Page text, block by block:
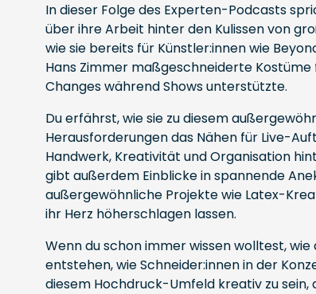
In dieser Folge des Experten-Podcasts
über ihre Arbeit hinter den Kulissen von
wie sie bereits für Künstler:innen wie
Hans Zimmer maßgeschneiderte
Changes während Shows unterstützte.
Du erfährst, wie sie zu diesem
Herausforderungen das Nähen für Live-
Handwerk, Kreativität und Organisation
gibt außerdem Einblicke in spannende
außergewöhnliche Projekte wie Latex-
ihr Herz höherschlagen lassen.
Wenn du schon immer wissen wolltest,
entstehen, wie Schneider:innen in der
diesem Hochdruck-Umfeld kreativ zu sein,